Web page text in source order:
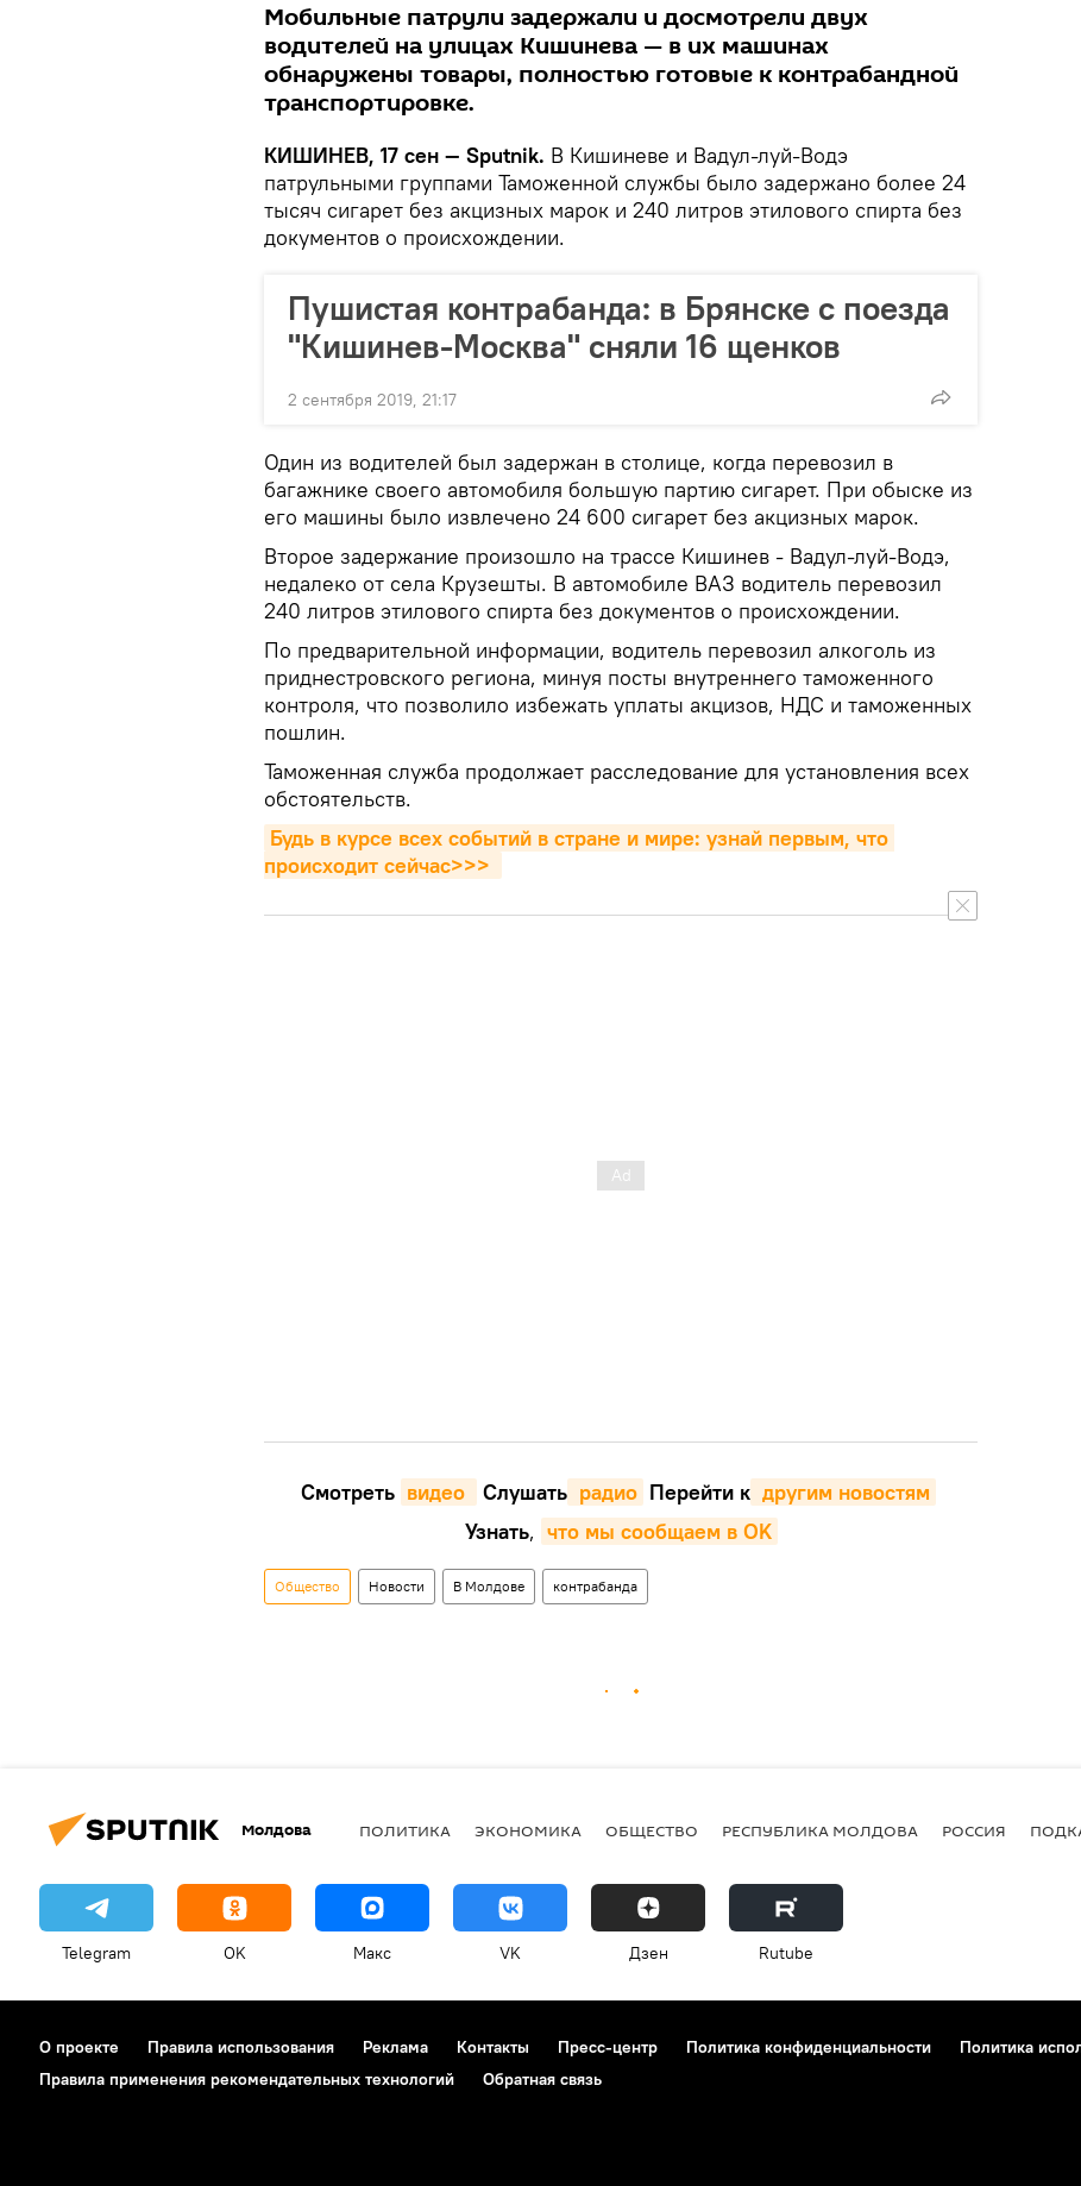
Мобильные патрули задержали и досмотрели двух
водителей на улицах Кишинева — в их машинах
обнаружены товары, полностью готовые к контрабандной
транспортировке.
КИШИНЕВ, 17 сен — Sputnik. В Кишиневе и Вадул-луй-Водэ
патрульными группами Таможенной службы было задержано более 24
тысяч сигарет без акцизных марок и 240 литров этилового спирта без
документов о происхождении.
Пушистая контрабанда: в Брянске с поезда
"Кишинев-Москва" сняли 16 щенков
2 сентября 2019, 21:17
Один из водителей был задержан в столице, когда перевозил в
багажнике своего автомобиля большую партию сигарет. При обыске из
его машины было извлечено 24 600 сигарет без акцизных марок.
Второе задержание произошло на трассе Кишинев - Вадул-луй-Водэ,
недалеко от села Крузешты. В автомобиле ВАЗ водитель перевозил
240 литров этилового спирта без документов о происхождении.
По предварительной информации, водитель перевозил алкоголь из
приднестровского региона, минуя посты внутреннего таможенного
контроля, что позволило избежать уплаты акцизов, НДС и таможенных
пошлин.
Таможенная служба продолжает расследование для установления всех
обстоятельств.
Будь в курсе всех событий в стране и мире: узнай первым, что
происходит сейчаc>>>
Смотреть видео Cлушать радио Перейти к другим новостям
Узнать, что мы сообщаем в OK
Общество Новости В Молдове контрабанда
Молдова ПОЛИТИКА ЭКОНОМИКА ОБЩЕСТВО РЕСПУБЛИКА МОЛДОВА РОССИЯ
Telegram OK Макс VK Дзен Rutube
О проекте Правила использования Реклама Контакты Пресс-центр Политика конфиденциальности
Политика
Правила применения рекомендательных технологий
Обратная связь